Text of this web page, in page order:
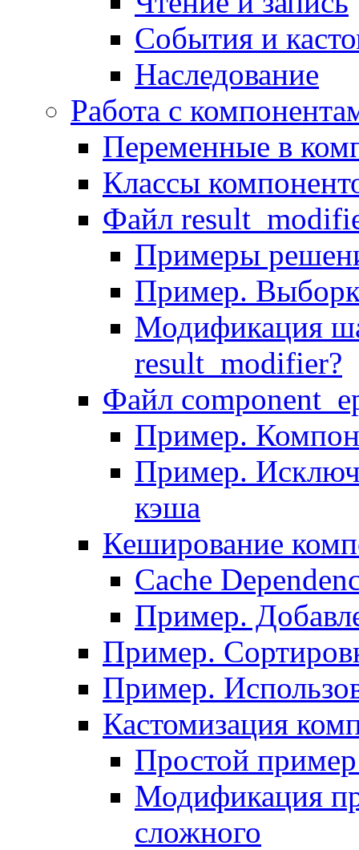
События и
Наследование
Работа с
Переменные в
Классы
Файл
Примеры
Пример.
Модификация
result_modifier?
Файл
Пример.
Пример.
кэша
Кеширование
Сache
Пример.
Пример.
Пример.
Кастомизация
Простой
Модификация
сложного